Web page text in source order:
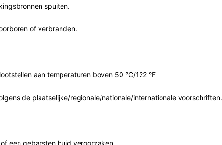
spuiten.
of verbranden.
aan temperaturen boven 50 °C/122 °F
de plaatselijke/regionale/nationale/internationale voorschriften.
een gebarsten huid veroorzaken.